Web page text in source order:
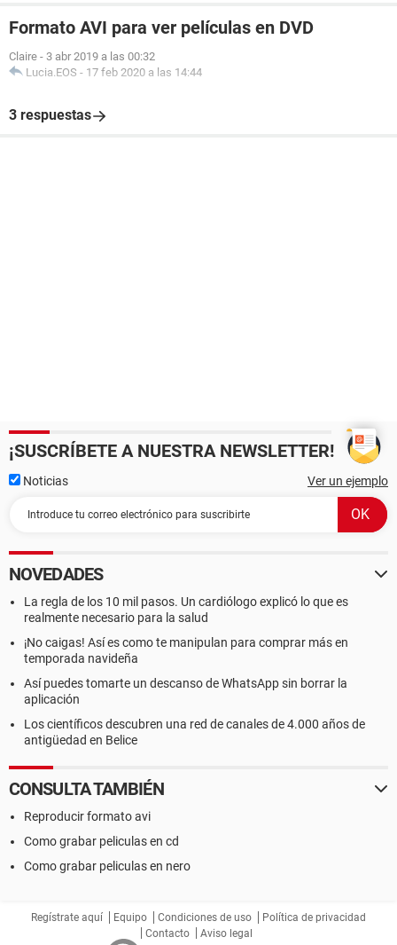
Formato AVI para ver películas en DVD
Claire - 3 abr 2019 a las 00:32
Lucia.EOS - 17 feb 2020 a las 14:44
3 respuestas
¡SUSCRÍBETE A NUESTRA NEWSLETTER!
Noticias Ver un ejemplo
NOVEDADES
La regla de los 10 mil pasos. Un cardiólogo explicó lo que es
realmente necesario para la salud
¡No caigas! Así es como te manipulan para comprar más en
temporada navideña
Así puedes tomarte un descanso de WhatsApp sin borrar la
aplicación
Los científicos descubren una red de canales de 4.000 años de
antigüedad en Belice
CONSULTA TAMBIÉN
Reproducir formato avi
Como grabar peliculas en cd
Como grabar peliculas en nero
Regístrate aquí Equipo Condiciones de uso
Política de privacidad
Contacto
Aviso legal